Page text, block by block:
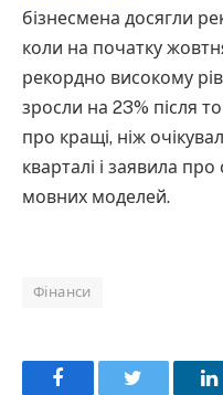
бізнесмена досягли
коли на початку
рекордно високому
зросли на 23% після
про кращі, ніж
кварталі і заявила
мовних моделей.
Фінанси
Facebook